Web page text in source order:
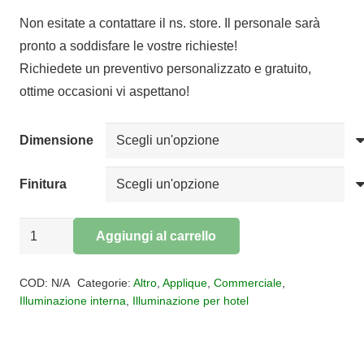
prezzo:
da
€183,68
a
€227,14
Non esitate a contattare il ns. store. Il personale sarà
pronto a soddisfare le vostre richieste!
Richiedete un preventivo personalizzato e gratuito,
ottime occasioni vi aspettano!
Dimensione
Finitura
Applique
quantità
Aggiungi al carrello
COD: N/A Categorie: Altro, Applique, Commerciale,
Illuminazione interna
Illuminazione per hotel